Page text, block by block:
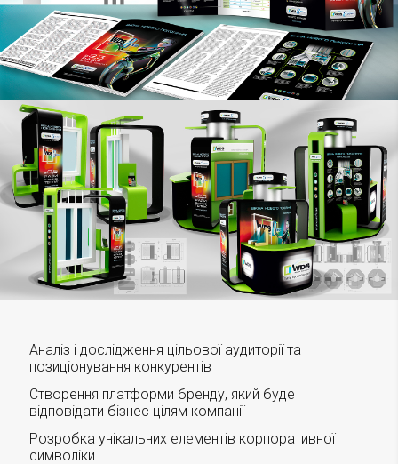
Аналіз і дослідження цільової аудиторії та
позиціонування конкурентів
Створення платформи бренду, який буде
відповідати бізнес цілям компанії
Розробка унікальних елементів корпоративної
символіки